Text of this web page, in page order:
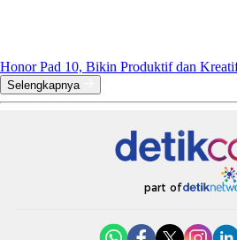
Honor Pad 10, Bikin Produktif dan
Selengkapnya
part of